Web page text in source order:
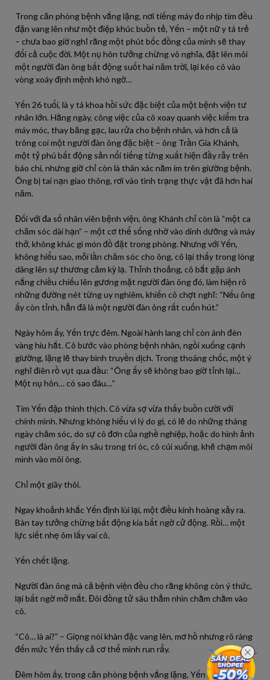
Trong căn phòng bệnh vắng lặng, nơi tiếng máy đo nhịp tim đều
đặn vang lên như một điệp khúc buồn tẻ, Yến – một nữ y tá trẻ
– chưa bao giờ nghĩ rằng một phút bốc đồng của mình sẽ thay
đổi cả cuộc đời. Một nụ hôn tưởng chừng vô nghĩa, đặt lên môi
một người đàn ông bất động suốt hai năm trời, lại kéo cô vào
vòng xoáy định mệnh khó ngờ…
Yến 26 tuổi, là y tá khoa hồi sức đặc biệt của một bệnh viện tư
nhân lớn. Hằng ngày, công việc của cô xoay quanh việc kiểm tra
máy móc, thay băng gạc, lau rửa cho bệnh nhân, và hơn cả là
trông coi một người đàn ông đặc biệt – ông Trần Gia Khánh,
một tỷ phú bất động sản nổi tiếng từng xuất hiện đầy rẫy trên
báo chí, nhưng giờ chỉ còn là thân xác nằm im trên giường bệnh.
Ông bị tai nạn giao thông, rơi vào tình trạng thực vật đã hơn hai
năm.
Đối với đa số nhân viên bệnh viện, ông Khánh chỉ còn là “một ca
chăm sóc dài hạn” – một cơ thể sống nhờ vào dinh dưỡng và máy
thở, không khác gì món đồ đặt trong phòng. Nhưng với Yến,
không hiểu sao, mỗi lần chăm sóc cho ông, cô lại thấy trong lòng
dâng lên sự thương cảm kỳ lạ. Thỉnh thoảng, cô bắt gặp ánh
nắng chiều chiếu lên gương mặt người đàn ông đó, làm hiện rõ
những đường nét từng uy nghiêm, khiến cô chợt nghĩ: “Nếu ông
ấy còn tỉnh, hẳn đã là một người đàn ông rất cuốn hút.”
Ngày hôm ấy, Yến trực đêm. Ngoài hành lang chỉ còn ánh đèn
vàng hiu hắt. Cô bước vào phòng bệnh nhân, ngồi xuống cạnh
giường, lặng lẽ thay bình truyền dịch. Trong thoáng chốc, một ý
nghĩ điên rồ vụt qua đầu: “Ông ấy sẽ không bao giờ tỉnh lại…
Một nụ hôn… có sao đâu…”
Tim Yến đập thình thịch. Cô vừa sợ vừa thấy buồn cười với
chính mình. Nhưng không hiểu vì lý do gì, có lẽ do những tháng
ngày chăm sóc, do sự cô đơn của nghề nghiệp, hoặc do hình ảnh
người đàn ông ấy in sâu trong trí óc, cô cúi xuống, khẽ chạm môi
mình vào môi ông.
Chỉ một giây thôi.
Ngay khoảnh khắc Yến định lùi lại, một điều kinh hoàng xảy ra.
Bàn tay tưởng chừng bất động kia bất ngờ cử động. Rồi… một
lực siết nhẹ ôm lấy vai cô.
Yến chết lặng.
Người đàn ông mà cả bệnh viện đều cho rằng không còn ý thức,
lại bất ngờ mở mắt. Đôi đồng tử sâu thẳm nhìn chằm chằm vào
cô.
“Cô… là ai?” – Giọng nói khàn đặc vang lên, mơ hồ nhưng rõ ràng
đến mức Yến thấy cả cơ thể mình run rẩy.
Đêm hôm ấy, trong căn phòng bệnh vắng lặng, Yến nhận ra: